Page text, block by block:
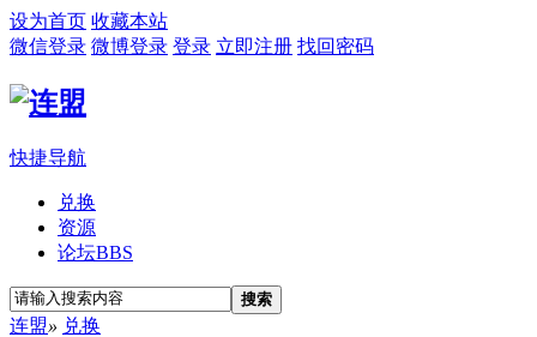
设为首页 收藏本站
微信登录 微博登录 登录 立即注册 找回密码
快捷导航
兑换
资源
论坛BBS
搜索
连盟» 兑换